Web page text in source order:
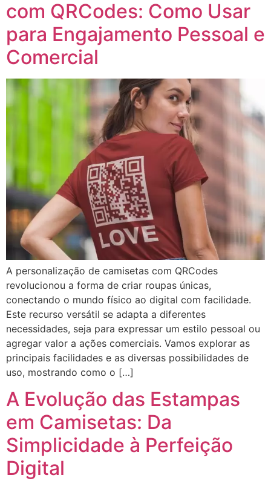
com QRCodes: Como Usar
para Engajamento Pessoal e
Comercial
A personalização de camisetas com QRCodes
revolucionou a forma de criar roupas únicas,
conectando o mundo físico ao digital com facilidade.
Este recurso versátil se adapta a diferentes
necessidades, seja para expressar um estilo pessoal ou
agregar valor a ações comerciais. Vamos explorar as
principais facilidades e as diversas possibilidades de
uso, mostrando como o […]
A Evolução das Estampas
em Camisetas: Da
Simplicidade à Perfeição
Digital